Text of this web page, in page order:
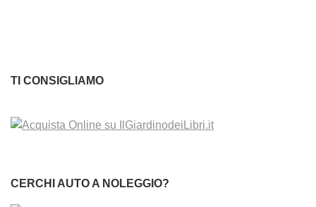
TI CONSIGLIAMO
CERCHI AUTO A NOLEGGIO?